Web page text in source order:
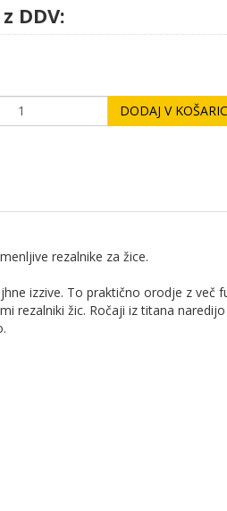
DDV:
DODAJ V
rezalnike za žice.
izzive. To praktično orodje z več
rezalniki žic. Ročaji iz titana